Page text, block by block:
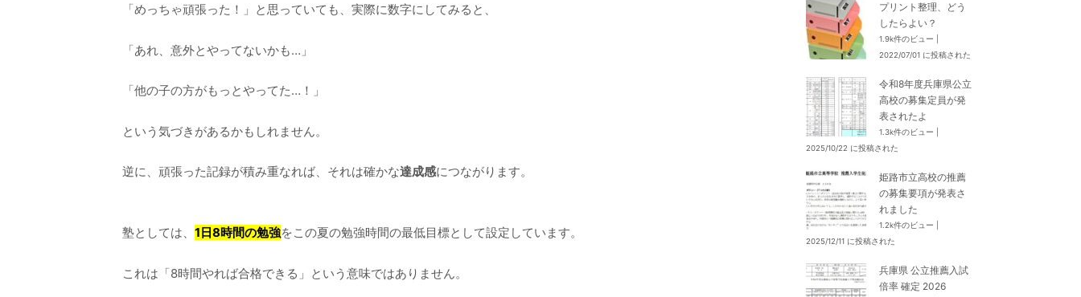
「めっちゃ頑張った！」と思っていても、実際に数字にしてみると、
「あれ、意外とやってないかも…」
「他の子の方がもっとやってた…！」
という気づきがあるかもしれません。
逆に、頑張った記録が積み重なれば、それは確かな達成感につながります。
塾としては、 1日8時間の勉強をこの夏の勉強時間の最低目標として設定しています。
これは「8時間やれば合格できる」という意味ではありません。
プリント整理、どう
したらよい？
1.9k件のビュー
2022/07/01 に投稿された
令和8年度兵庫県公立
高校の募集定員が発
表されたよ
1.3k件のビュー
2025/10/22 に投稿された
姫路市立高校の推薦
の募集要項が発表さ
れました
1.2k件のビュー
2025/12/11 に投稿された
兵庫県 公立推薦入試
倍率 確定 2026